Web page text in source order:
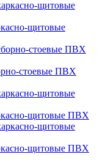
щитовые
стоевые ПВХ
щитовые ПВХ
щитовые ПВХ